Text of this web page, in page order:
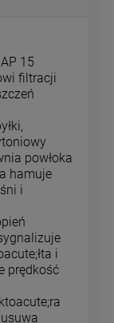
15
filtracji
powłoka
hamuje
i
i
prędkość